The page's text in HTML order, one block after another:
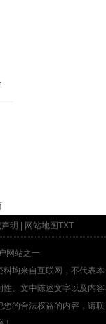
明 网站地图TXT
网站之一
均来自互联网，不代表本
、文中陈述文字以及内容
的合法权益的内容，请联